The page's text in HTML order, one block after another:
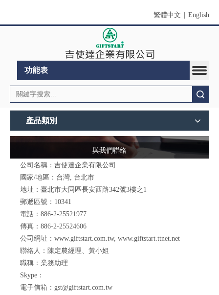
繁體中文 English
功能表
產品類別
與我們聯絡
公司名稱：吉使達企業有限公司
國家/地區：台灣, 台北市
地址：臺北市大同區長安西路342號3樓之1
郵遞區號：10341
電話：886-2-25521977
傳真：886-2-25524606
公司網址： www.giftstart.com.tw, www.giftstart.ttnet.net
聯絡人：陳定農經理、黃小姐
職稱：業務助理
Skype：
電子信箱： gst@giftstart.com.tw